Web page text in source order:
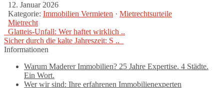
12. Januar 2026
Kategorie: Immobilien Vermieten · Mietrechtsurteile
Mietrecht
Glatteis-Unfall: Wer haftet wirklich ..
Sicher durch die kalte Jahreszeit: S ..
Informationen
Warum Maderer Immobilien? 25 Jahre Expertise. 4 Städte.
Ein Wort.
Wer wir sind: Ihre erfahrenen Immobilienexperten